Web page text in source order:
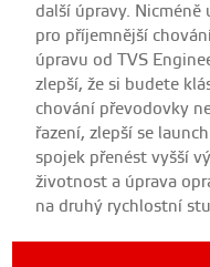
další úpravy. Nicméně
pro příjemnější
úpravu od TVS
zlepší, že si budete
chování převodovky
řazení, zlepší se
spojek přenést vyšší
životnost a úprava
na druhý rychlostní